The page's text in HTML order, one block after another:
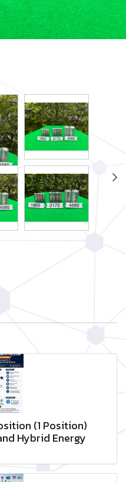
(1 Position)
Hybrid Energy